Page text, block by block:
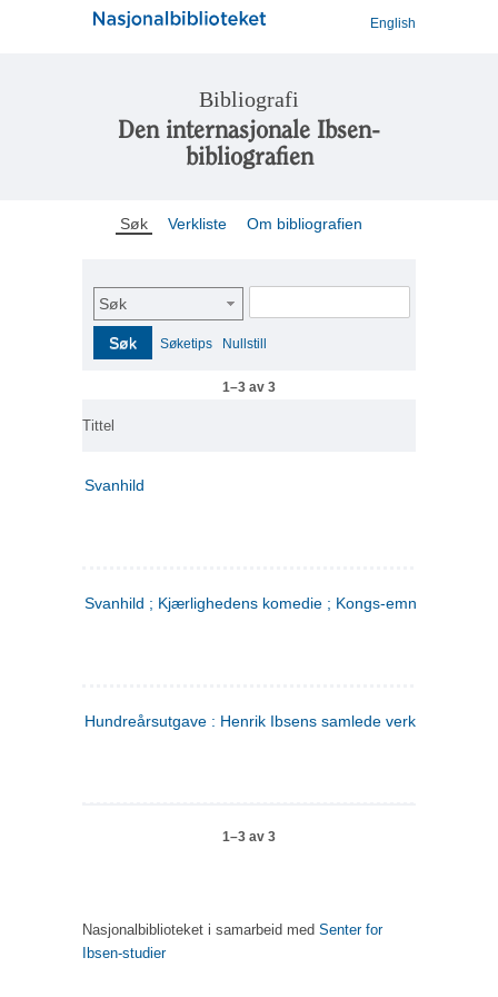
English
Bibliografi
Den internasjonale Ibsen-
bibliografien
Søk Verkliste Om bibliografien
Søk
Søk Søketips Nullstill
1–3 av 3
Tittel
Svanhild
Svanhild ; Kjærlighedens komedie ; Kongs-emnerne
Hundreårsutgave : Henrik Ibsens samlede verker. 4
1–3 av 3
Nasjonalbiblioteket i samarbeid med Senter for
Ibsen-studier